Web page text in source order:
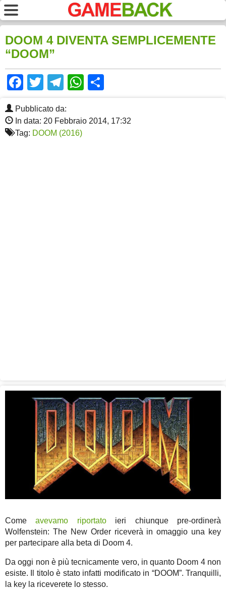
DOOM 4 DIVENTA SEMPLICEMENTE
“DOOM”
Facebook
TwitterTelegram
WhatsApp
Pubblicato da:
In data: 20 Febbraio 2014, 17:32
Tag: DOOM (2016)
Comeavevamo riportatoieri chiunque pre-ordinerà
Wolfenstein: The New Order riceverà in omaggio una key
per partecipare alla beta di Doom 4.
Da oggi non è più tecnicamente vero, in quanto Doom 4 non
esiste. Il titolo è stato infatti modificato in “DOOM”. Tranquilli,
la key la riceverete lo stesso.